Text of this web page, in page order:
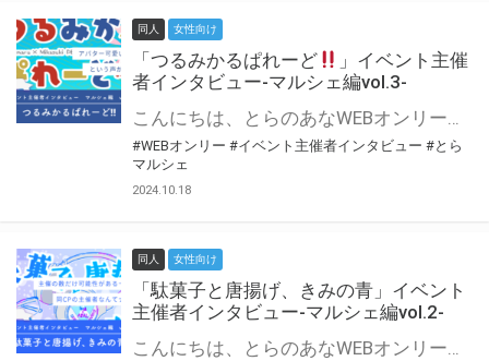
同人 女性向け
「つるみかるぱれーど
」イベント主催
者インタビュー-マルシェ編vol.3-
こんにちは、とらのあなWEBオンリー運営スタッフです。 新たにお届けする、イベント主催者インタビュー-マルシェ編-は、 とらのあなWEBオンリー「マルシェ」をご利用した主催様に 「マルシェ」を使って開催した感想や心がけをお聞きする企画です。 今回は、WEBオンリー初開催「つるみかるぱれーど
#WEBオンリー #イベント主催者インタビュー #とら
マルシェ
2024.10.18
同人 女性向け
「駄菓子と唐揚げ、きみの青」イベント
主催者インタビュー-マルシェ編vol.2-
こんにちは、とらのあなWEBオンリー運営スタッフです。 新たにお届けする、イベント主催者インタビュー-マルシェ編-は、 とらのあなWEBオンリー「マルシェ」をご利用の主催様に 「マルシェ」を使ってイベントを開催した感想や心がけをお聞きする企画です。 今回は、WEBオンリー初開催「駄菓子と唐揚げ、きみの青」より、 主催のぎこ六屋様にお話を伺いました。 協力：ぎこ六屋様／イベント公式Twitter（@krkgwks） とらのあなWEBオンリー「マルシェ」とは？ WEBオンリーでリアルタイムでコミュニケーションがとれるオンライン会場です。